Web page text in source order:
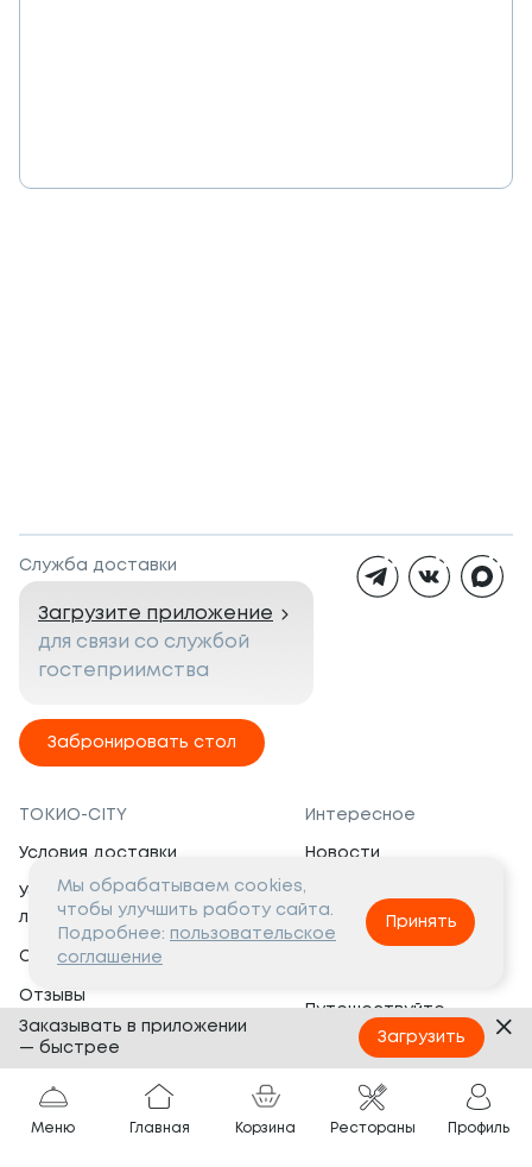
Служба доставки
Загрузите приложение
для связи со службой
гостеприимства
Забронировать стол
ТОКИО-CITY
Условия доставки
Условия программы
лояльности
Сертификаты
Отзывы
Банкеты
Вопросы и ответы
Интересное
Новости
Вакансии
Социальная жизнь
Путешествуйте
с ТОКИО-CITY
Партнёрам
Франшиза
Меню Главная Корзина Рестораны Профиль
Мы обрабатываем cookies,
чтобы улучшить работу сайта.
Подробнее: пользовательское
соглашение
Принять
Заказывать в приложении
— быстрее
Загрузить